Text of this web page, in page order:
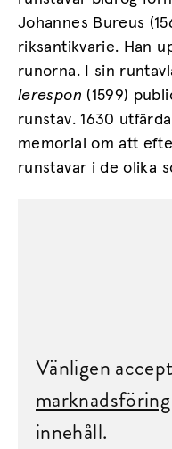
Johannes Bureus
riksantikvarie. Han
runorna. I sin
lerespon (1599)
runstav. 1630
memorial om att
runstavar i de olika
Vänligen
marknadsföring
innehåll.